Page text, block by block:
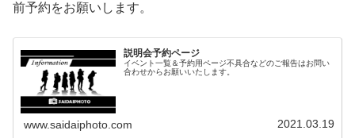
前予約をお願いします。
説明会予約ページ
イベント一覧＆予約用ページ不具合などのご報告はお問い
合わせからお願いいたします。
www.saidaiphoto.com 2021.03.19